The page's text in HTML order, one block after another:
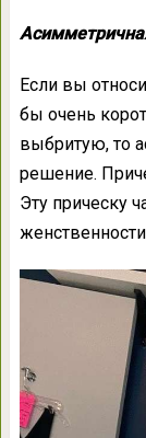
Если вы
бы очень
выбритую, то
решение.
Эту прическу